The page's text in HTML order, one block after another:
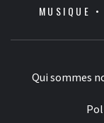
MUSIQUE
Qui sommes